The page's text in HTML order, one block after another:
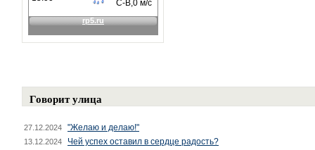
Говорит улица
27.12.2024 "Желаю и делаю!"
13.12.2024 Чей успех оставил в сердце радость?